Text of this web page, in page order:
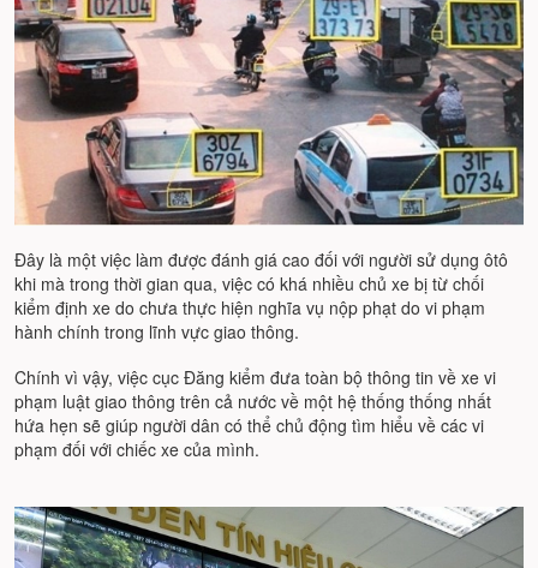
Đây là một việc làm được đánh giá cao đối với người sử dụng ôtô
khi mà trong thời gian qua, việc có khá nhiều chủ xe bị từ chối
kiểm định xe do chưa thực hiện nghĩa vụ nộp phạt do vi phạm
hành chính trong lĩnh vực giao thông.
Chính vì vậy, việc cục Đăng kiểm đưa toàn bộ thông tin về xe vi
phạm luật giao thông trên cả nước về một hệ thống thống nhất
hứa hẹn sẽ giúp người dân có thể chủ động tìm hiểu về các vi
phạm đối với chiếc xe của mình.